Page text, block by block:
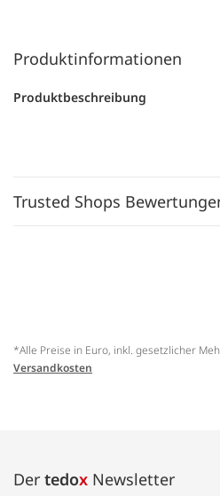
Produktinformationen
Produktbeschreibung
Trusted Shops
*Alle Preise in Euro, inkl. gesetzlicher
Versandkosten
Der tedox Newsletter